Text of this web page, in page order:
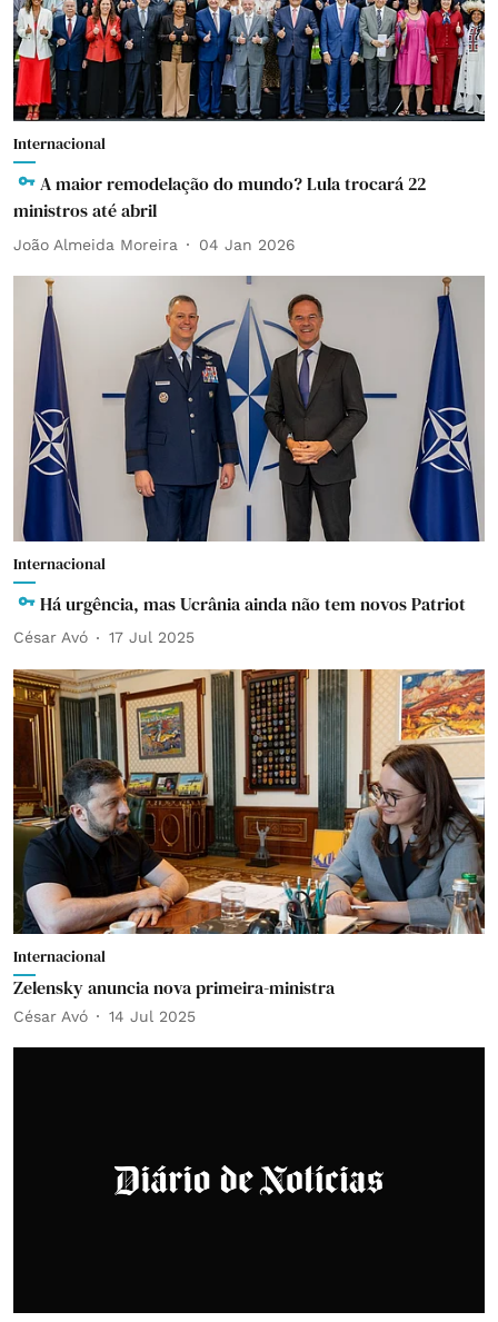
Internacional
A maior remodelação do mundo? Lula trocará 22
ministros até abril
João Almeida Moreira 04 Jan 2026
Internacional
Há urgência, mas Ucrânia ainda não tem novos Patriot
César Avó 17 Jul 2025
Internacional
Zelensky anuncia nova primeira-ministra
César Avó 14 Jul 2025